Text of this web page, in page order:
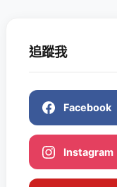
追蹤我
Facebook
Instagram